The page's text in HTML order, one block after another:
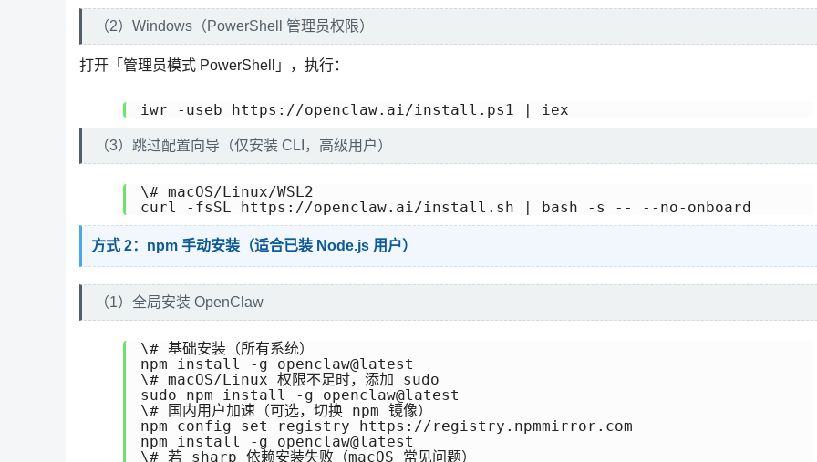
（2）Windows（PowerShell 管理员权限）
打开「管理员模式 PowerShell」，执行：
iwr -useb https://openclaw.ai/install.ps1 | iex
（3）跳过配置向导（仅安装 CLI，高级用户）
\# macOS/Linux/WSL2
curl -fsSL https://openclaw.ai/install.sh | bash -s -- --no-onboard
方式 2：npm 手动安装（适合已装 Node.js 用户）
（1）全局安装 OpenClaw
\# 基础安装（所有系统）
npm install -g openclaw@latest
\# macOS/Linux 权限不足时，添加 sudo
sudo npm install -g openclaw@latest
\# 国内用户加速（可选，切换 npm 镜像）
npm config set registry https://registry.npmmirror.com
npm install -g openclaw@latest
\# 若 sharp 依赖安装失败（macOS 常见问题）